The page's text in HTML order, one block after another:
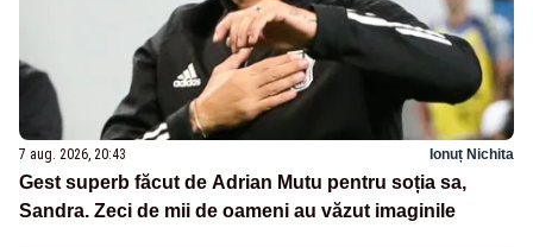
7 aug. 2026, 20:43 Ionuț Nichita
Gest superb făcut de Adrian Mutu pentru soția sa,
Sandra. Zeci de mii de oameni au văzut imaginile